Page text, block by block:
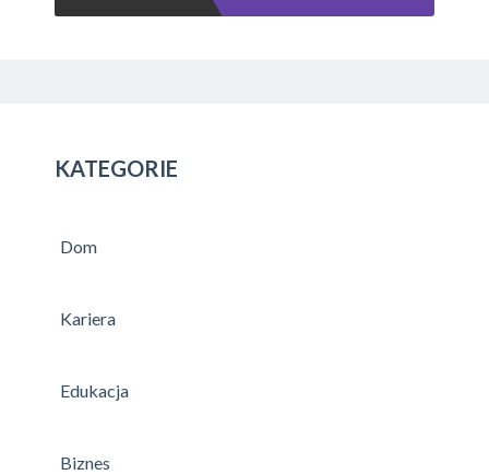
KATEGORIE
Dom
Kariera
Edukacja
Biznes